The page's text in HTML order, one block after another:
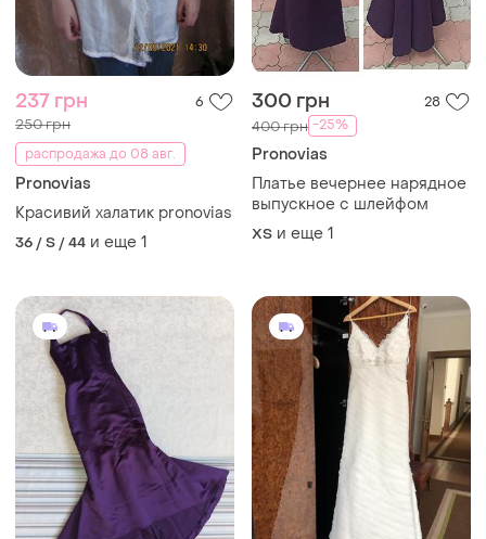
237 грн 6
250 грн
распродажа до 08 авг.
Pronovias
Красивий халатик pronovias
36 / S / 44 и еще 1
300 грн 28
400 грн -25%
Pronovias
Платье вечернее нарядное
выпускное с шлейфом
ХS и еще 1